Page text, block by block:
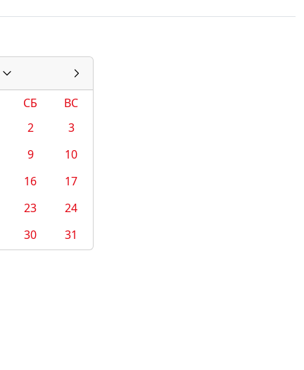
СБ
ВС
2
3
9
10
16
17
23
24
30 31